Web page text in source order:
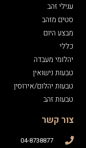
עגילי זהב
סטים מזהב
מבצע היום
כללי
יהלומי מעבדה
טבעות נישואין
טבעות יהלום/אירוסין
טבעות זהב
צור קשר
04-8738877